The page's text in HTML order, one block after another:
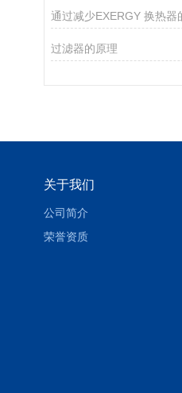
过滤器的原理
关于我们
公司简介
荣誉资质